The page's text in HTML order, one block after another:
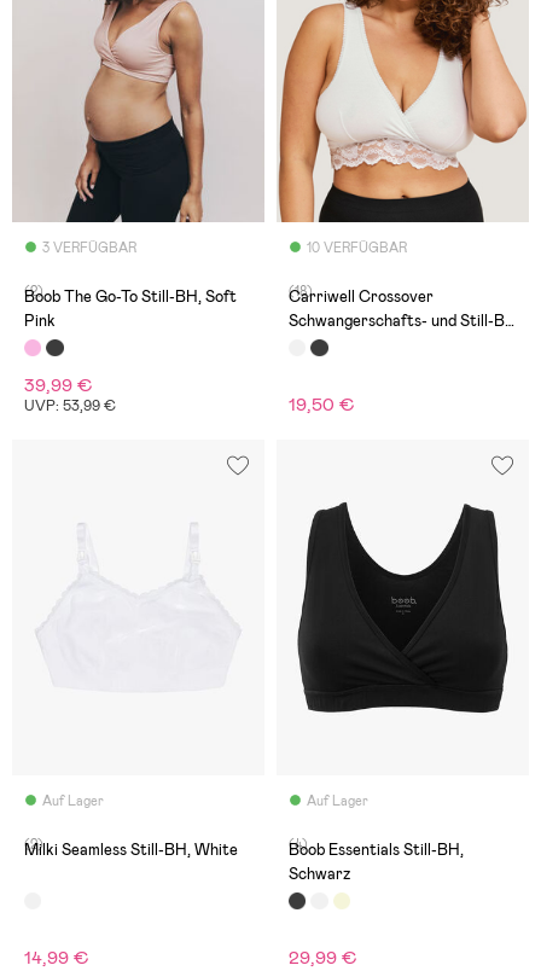
3 VERFÜGBAR
(2)
Boob The Go-To Still-BH, Soft
Pink
39,99 €
UVP: 53,99 €
10 VERFÜGBAR
(18)
Carriwell Crossover
Schwangerschafts- und Still-BH
Eko, Weiß
19,50 €
Auf Lager
(2)
Milki Seamless Still-BH, White
14,99 €
Auf Lager
(4)
Boob Essentials Still-BH,
Schwarz
29,99 €